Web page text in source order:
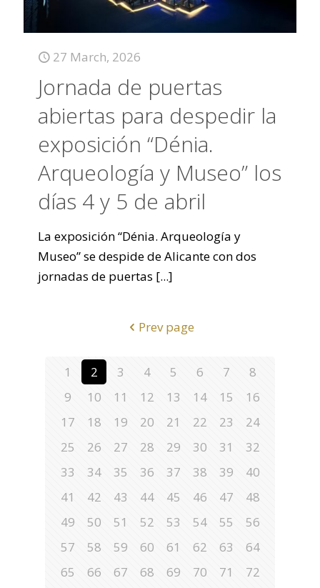
27 March, 2026
Jornada de puertas
abiertas para despedir la
exposición “Dénia.
Arqueología y Museo” los
días 4 y 5 de abril
La exposición “Dénia. Arqueología y
Museo” se despide de Alicante con dos
jornadas de puertas [...]
Prev page
1 2 3 4 5 6 7
8
9
10 11 12 13 14 15
16
17
18 19 20 21 22 23
24
25
26 27 28 29 30 31
32
33
34 35 36 37 38 39
40
41
42 43 44 45 46 47
48
49
50 51 52 53 54 55
56
57
58 59 60 61 62 63
64
65
66 67 68 69 70 71
72